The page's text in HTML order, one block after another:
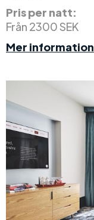
Pris per natt:
Från 2300 SEK
Mer information